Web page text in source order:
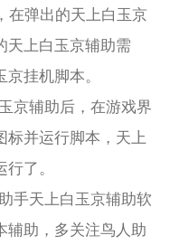
在弹出的天上白玉京
天上白玉京辅助需
挂机脚本。
京辅助后，在游戏界
标并运行脚本，天上
了。
手天上白玉京辅助软
辅助，多关注鸟人助